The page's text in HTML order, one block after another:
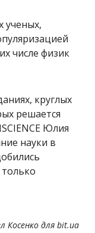
ученых,
числе физик
круглых
решается
Юлия
науки в
Косенко для bit.ua